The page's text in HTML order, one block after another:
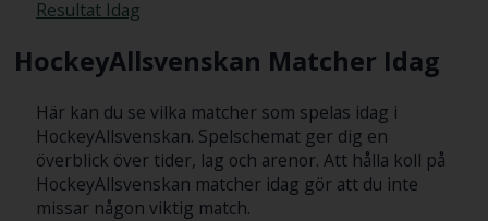
Resultat Idag
HockeyAllsvenskan Matcher Idag
Här kan du se vilka matcher som spelas idag i
HockeyAllsvenskan. Spelschemat ger dig en
överblick över tider, lag och arenor. Att hålla koll på
HockeyAllsvenskan matcher idag gör att du inte
missar någon viktig match.